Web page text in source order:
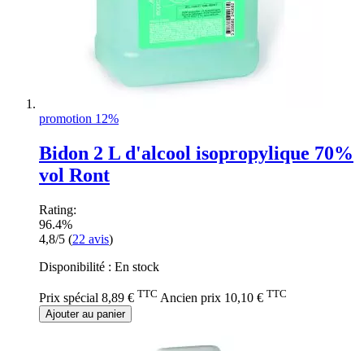
promotion 12%
Bidon 2 L d'alcool isopropylique 70%
vol Ront
Rating:
96.4%
4,8/5 (22 avis)
Disponibilité : En stock
Prix spécial 8,89 € TTC Ancien prix 10,10 € TTC
Ajouter au panier